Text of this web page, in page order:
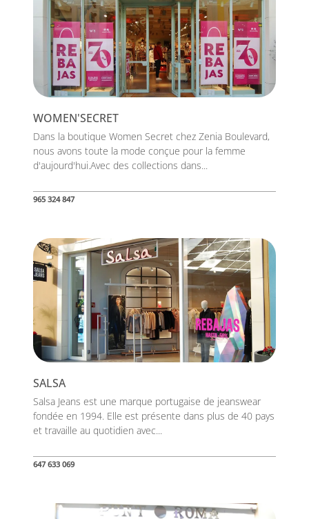
WOMEN'SECRET
Dans la boutique Women Secret chez Zenia Boulevard,
nous avons toute la mode conçue pour la femme
d'aujourd'hui.Avec des collections dans...
965 324 847
SALSA
Salsa Jeans est une marque portugaise de jeanswear
fondée en 1994. Elle est présente dans plus de 40 pays
et travaille au quotidien avec...
647 633 069